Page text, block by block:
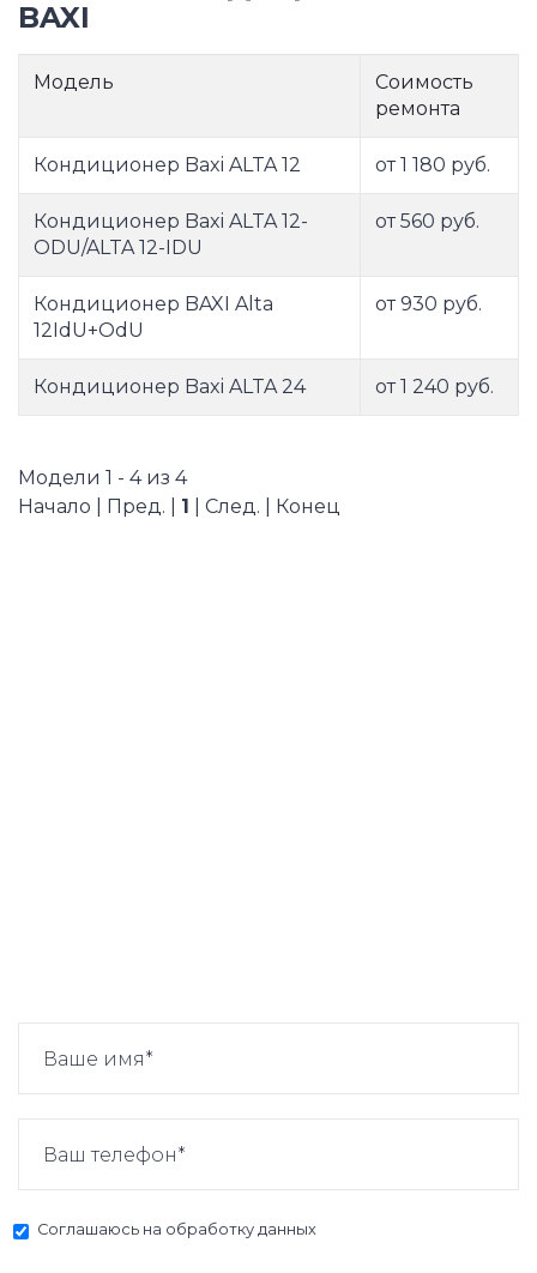
BAXI
Модель
Соимость
ремонта
Кондиционер Baxi ALTA 12 от 1 180 руб.
Кондиционер Baxi ALTA 12-
ODU/ALTA 12-IDU
от 560 руб.
Кондиционер BAXI Alta
12IdU+OdU
от 930 руб.
Кондиционер Baxi ALTA 24 от 1 240 руб.
Модели 1 - 4 из 4
Начало | Пред. | 1 | След. | Конец
Соглашаюсь на обработку данных